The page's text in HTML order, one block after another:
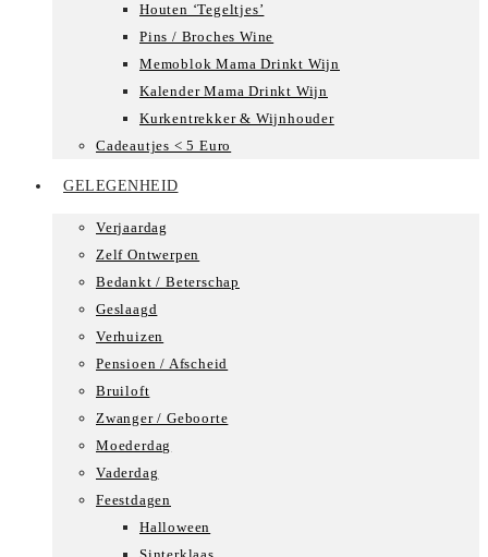
Houten ‘Tegeltjes’
Pins / Broches Wine
Memoblok Mama Drinkt Wijn
Kalender Mama Drinkt Wijn
Kurkentrekker & Wijnhouder
Cadeautjes < 5 Euro
GELEGENHEID
Verjaardag
Zelf Ontwerpen
Bedankt / Beterschap
Geslaagd
Verhuizen
Pensioen / Afscheid
Bruiloft
Zwanger / Geboorte
Moederdag
Vaderdag
Feestdagen
Halloween